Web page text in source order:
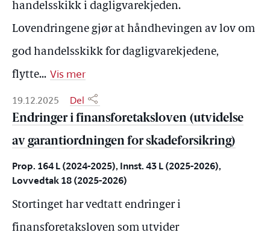
handelsskikk i dagligvarekjeden.
Lovendringene gjør at håndhevingen av lov om
god handelsskikk for dagligvarekjedene,
flytte... Vis mer
19.12.2025
Del
Endringer i finansforetaksloven (utvidelse
av garantiordningen for skadeforsikring)
Prop. 164 L (2024-2025), Innst. 43 L (2025-2026),
Lovvedtak 18 (2025-2026)
Stortinget har vedtatt endringer i
finansforetaksloven som utvider